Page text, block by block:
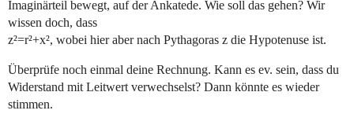
Imaginärteil bewegt, auf der Ankatede. Wie soll das gehen? Wir
wissen doch, dass
z²=r²+x², wobei hier aber nach Pythagoras z die Hypotenuse ist.
Überprüfe noch einmal deine Rechnung. Kann es ev. sein, dass du
Widerstand mit Leitwert verwechselst? Dann könnte es wieder
stimmen.